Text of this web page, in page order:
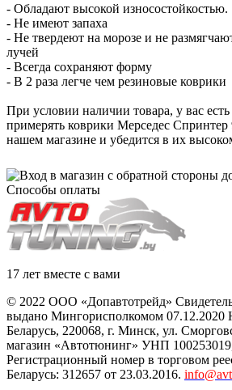
- Обладают высокой износостойкостью.
- Не имеют запаха
- Не твердеют на морозе и не
лучей
- Всегда сохраняют форму
- В 2 раза легче чем резиновые коврики
При условии наличии товара, у вас
примерять коврики Мерседес Спринтер
нашем магазине и убедится в их
Способы оплаты
17 лет вместе с вами
© 2022 ООО «Допавтотрейд»
выдано Мингорисполкомом 07.12.2020
Беларусь, 220068, г. Минск, ул.
магазин «Автотюнинг» УНП
Регистрационный номер в торговом
Беларусь: 312657 от 23.03.2016.